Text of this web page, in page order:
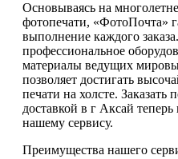
Основываясь на
фотопечати, «ФотоПочта»
выполнение каждого
профессиональное
материалы ведущих
позволяет достигать
печати на холсте. Заказать
доставкой в г Аксай
нашему сервису.
Преимущества нашего